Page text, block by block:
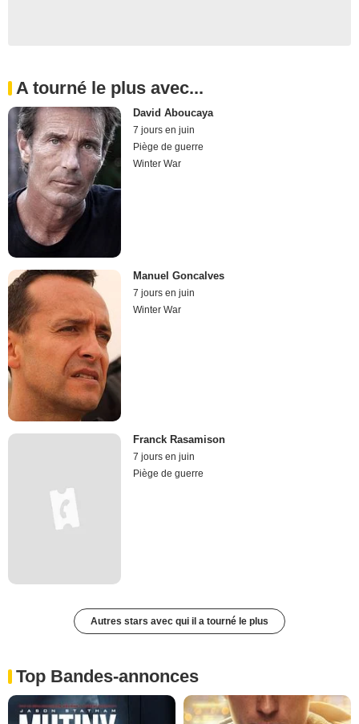
A tourné le plus avec...
David Aboucaya
7 jours en juin
Piège de guerre
Winter War
Manuel Goncalves
7 jours en juin
Winter War
Franck Rasamison
7 jours en juin
Piège de guerre
Autres stars avec qui il a tourné le plus
Top Bandes-annonces